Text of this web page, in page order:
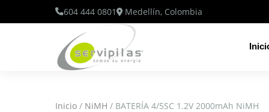
604 444 0801 Medellín, Colombia
Inicio / NiMH / BATERÍA 4/5SC 1.2V 2000mAh NiMH